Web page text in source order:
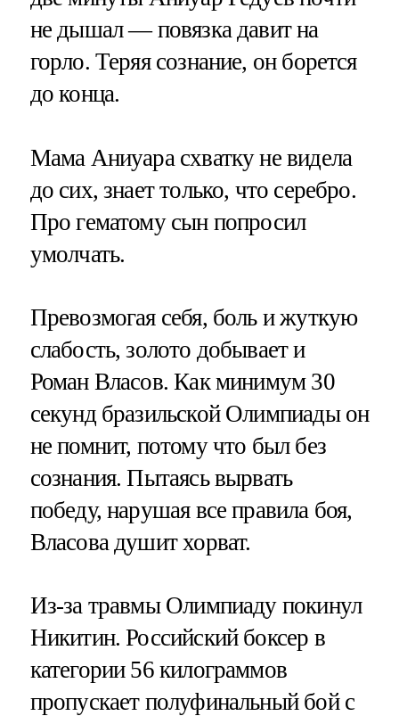
не дышал — повязка давит на
горло. Теряя сознание, он борется
до конца.
Мама Аниуара схватку не видела
до сих, знает только, что серебро.
Про гематому сын попросил
умолчать.
Превозмогая себя, боль и жуткую
слабость, золото добывает и
Роман Власов. Как минимум 30
секунд бразильской Олимпиады он
не помнит, потому что был без
сознания. Пытаясь вырвать
победу, нарушая все правила боя,
Власова душит хорват.
Из-за травмы Олимпиаду покинул
Никитин. Российский боксер в
категории 56 килограммов
пропускает полуфинальный бой с